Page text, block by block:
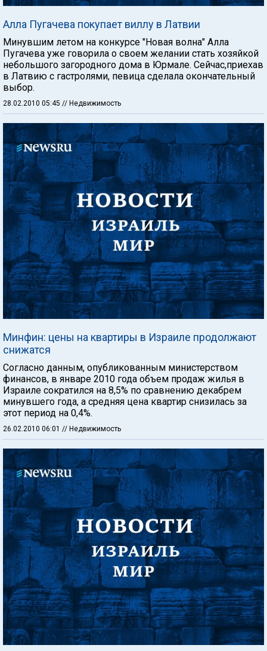
Алла Пугачева покупает виллу в Латвии
Минувшим летом на конкурсе "Новая волна" Алла
Пугачева уже говорила о своем желании стать хозяйкой
небольшого загородного дома в Юрмале. Сейчас,приехав
в Латвию с гастролями, певица сделала окончательный
выбор.
28.02.2010 05:45 // Недвижимость
Минфин: цены на квартиры в Израиле продолжают
снижатся
Согласно данным, опубликованным министерством
финансов, в январе 2010 года объем продаж жилья в
Израиле сократился на 8,5% по сравнению декабрем
минувшего года, а средняя цена квартир снизилась за
этот период на 0,4%.
26.02.2010 06:01 // Недвижимость